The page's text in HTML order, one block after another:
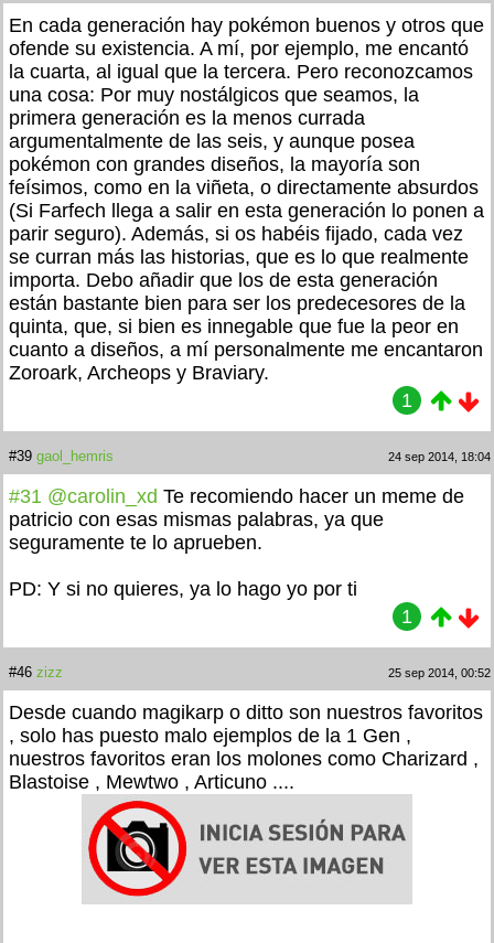
En cada generación hay pokémon buenos y otros que
ofende su existencia. A mí, por ejemplo, me encantó
la cuarta, al igual que la tercera. Pero reconozcamos
una cosa: Por muy nostálgicos que seamos, la
primera generación es la menos currada
argumentalmente de las seis, y aunque posea
pokémon con grandes diseños, la mayoría son
feísimos, como en la viñeta, o directamente absurdos
(Si Farfech llega a salir en esta generación lo ponen a
parir seguro). Además, si os habéis fijado, cada vez
se curran más las historias, que es lo que realmente
importa. Debo añadir que los de esta generación
están bastante bien para ser los predecesores de la
quinta, que, si bien es innegable que fue la peor en
cuanto a diseños, a mí personalmente me encantaron
Zoroark, Archeops y Braviary.
1
#39 gaol_hemris 24 sep 2014, 18:04
#31 @carolin_xd Te recomiendo hacer un meme de
patricio con esas mismas palabras, ya que
seguramente te lo aprueben.
PD: Y si no quieres, ya lo hago yo por ti
1
#46 zizz 25 sep 2014, 00:52
Desde cuando magikarp o ditto son nuestros favoritos
, solo has puesto malo ejemplos de la 1 Gen ,
nuestros favoritos eran los molones como Charizard ,
Blastoise , Mewtwo , Articuno ....